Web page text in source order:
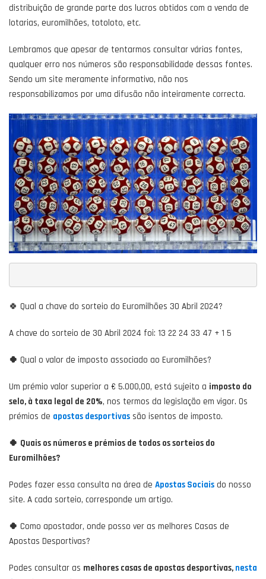
distribuição de grande parte dos lucros obtidos com a venda de
lotarias, euromilhões, totoloto, etc.
Lembramos que apesar de tentarmos consultar várias fontes,
qualquer erro nos números são responsabilidade dessas fontes.
Sendo um site meramente informativo, não nos
responsabilizamos por uma difusão não inteiramente correcta.
🍀 Qual a chave do sorteio do Euromilhões 30 Abril 2024?
A chave do sorteio de 30 Abril 2024 foi: 13 22 24 33 47 + 1 5
🍀 Qual o valor de imposto associado ao Euromilhões?
Um prémio valor superior a € 5.000,00, está sujeito a imposto do
selo, à taxa legal de 20%, nos termos da legislação em vigor. Os
prémios de apostas desportivas são isentos de imposto.
🍀 Quais os números e prémios de todos os sorteios do
Euromilhões?
Podes fazer essa consulta na área de Apostas Sociais do nosso
site. A cada sorteio, corresponde um artigo.
🍀 Como apostador, onde posso ver as melhores Casas de
Apostas Desportivas?
Podes consultar as melhores casas de apostas desportivas, nesta